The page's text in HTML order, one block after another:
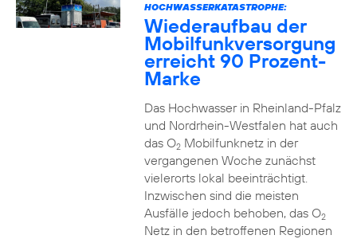
HOCHWASSERKATASTROPHE:
Wiederaufbau der
Mobilfunkversorgung
erreicht 90 Prozent-
Marke
Das Hochwasser in Rheinland-Pfalz
und Nordrhein-Westfalen hat auch
das O2Mobilfunknetz in der
vergangenen Woche zunächst
vielerorts lokal beeinträchtigt.
Inzwischen sind die meisten
Ausfälle jedoch behoben, das O2
Netz in den betroffenen Regionen